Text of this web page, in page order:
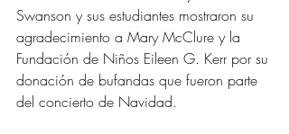
Swanson y sus estudiantes mostraron su
agradecimiento a Mary McClure y la
Fundación de Niños Eileen G. Kerr por su
donación de bufandas que fueron parte
del concierto de Navidad.